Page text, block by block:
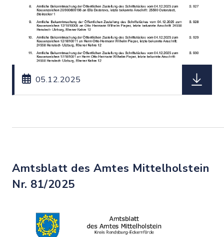
05.12.2025
Amtsblatt des Amtes Mittelholstein
Nr. 81/2025